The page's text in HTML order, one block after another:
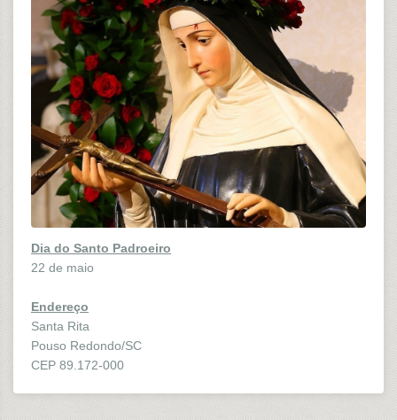
Dia do Santo Padroeiro
22 de maio
Endereço
Santa Rita
Pouso Redondo/SC
CEP 89.172-000